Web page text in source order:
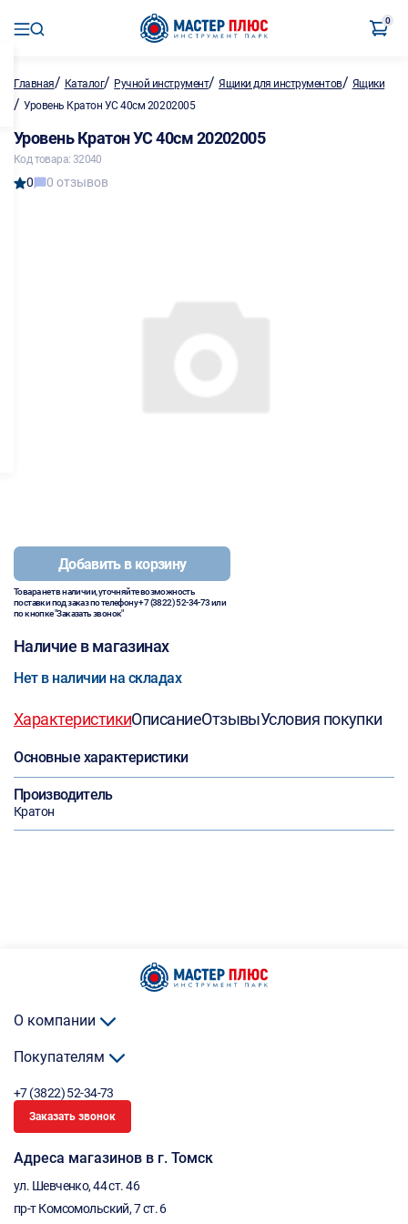
0
Главная/ Каталог/ Ручной инструмент/Ящики для инструментов/ Ящики
/ Уровень Кратон УС 40см 20202005
Уровень Кратон УС 40см 20202005
Код товара: 32040
0 0 отзывов
Добавить в корзину
Товара нет в наличии, уточняйте возможность
поставки под заказ по телефону+7 (3822) 52-34-73или
по кнопке "Заказать звонок"
Наличие в магазинах
Нет в наличии на складах
ХарактеристикиОписаниеОтзывыУсловия покупки
Основные характеристики
Производитель
Кратон
О компании
Покупателям
+7 (3822) 52-34-73
Заказать звонок
Адреса магазинов в г. Томск
ул. Шевченко, 44 ст. 46
пр-т Комсомольский, 7 ст. 6